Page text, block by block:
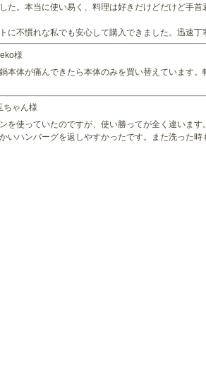
た。本当に使い易く、料理は好きだけどだけど手
に不慣れな私でも安心して購入できました。迅速丁
様
本体が痛んできたら本体のみを買い替えています
ちゃん様
を使っていたのですが、使い勝ってが全く違います。
いハンバーグを返しやすかったです。また洗った時